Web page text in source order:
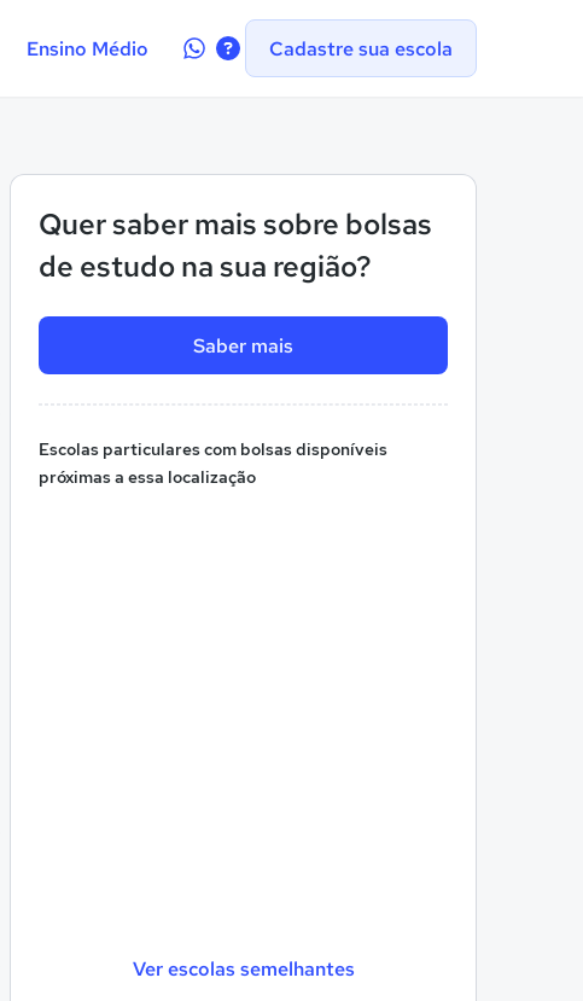
Ensino Médio
Contate-Cadastre sua escola
Quer saber mais sobre bolsas
de estudo na sua região?
Saber mais
Escolas particulares com bolsas disponíveis
próximas a essa localização
Ver escolas semelhantes